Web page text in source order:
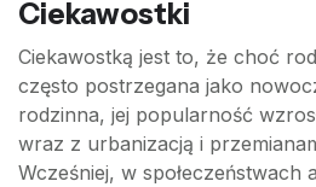
Ciekawostki
Ciekawostką jest to, że choć
często postrzegana jako
rodzinna, jej popularność
wraz z urbanizacją i
Wcześniej, w